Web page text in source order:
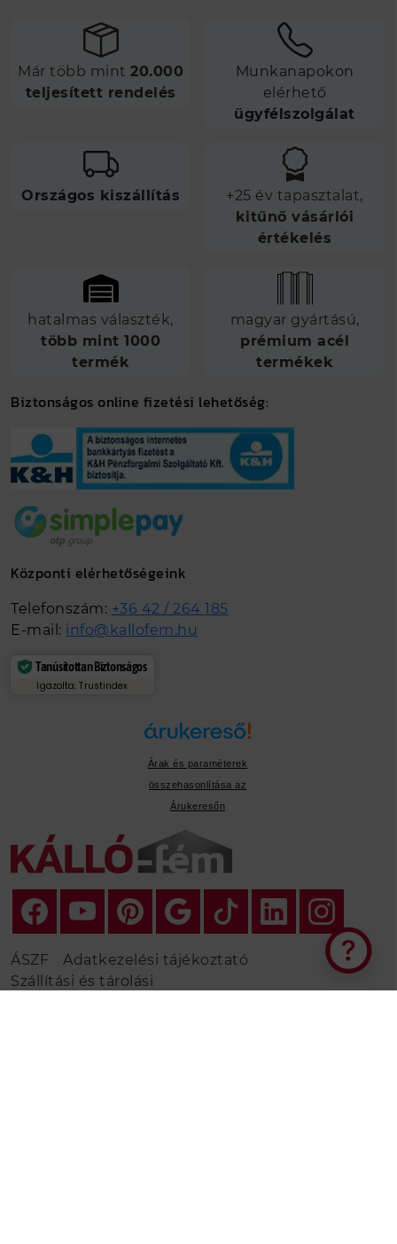
Már több mint 20.000
teljesített rendelés
Munkanapokon
elérhető
ügyfélszolgálat
Országos kiszállítás
+25 év tapasztalat,
kitűnő vásárlói
értékelés
hatalmas választék,
több mint 1000
termék
magyar gyártású,
prémium acél
termékek
Biztonságos online fizetési lehetőség:
Központi elérhetőségeink
Telefonszám: +36 42 / 264 185
E-mail: info@kallofem.hu
Tanúsítottan Biztonságos
Igazolta: Trustindex
Árak és paraméterek
összehasonlítása az
Árukeresőn
ÁSZF
Adatkezelési tájékoztató
Szállítási és tárolási